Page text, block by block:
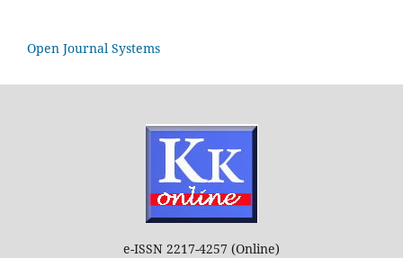
Open Journal Systems
e-ISSN 2217-4257 (Online)